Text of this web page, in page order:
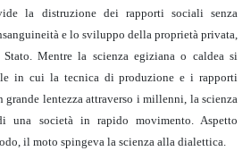
la distruzione dei rapporti sociali senza
e lo sviluppo della proprietà privata,
Mentre la scienza egiziana o caldea si
in cui la tecnica di produzione e i rapporti
lentezza attraverso i millenni, la scienza
una società in rapido movimento. Aspetto
il moto spingeva la scienza alla dialettica.